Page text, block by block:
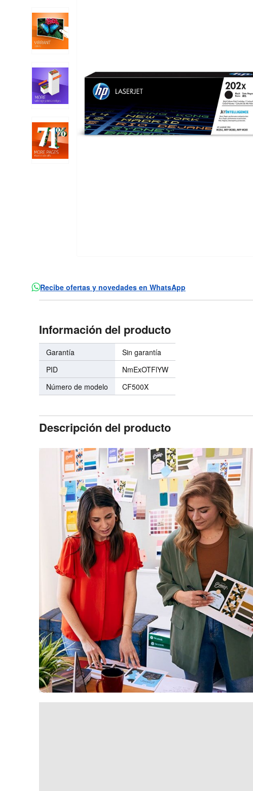
Recibe ofertas y novedades en WhatsApp
Información del producto
Garantía
Sin garantía
PID
NmExOTFlYW
Número de modelo
CF500X
Descripción del producto